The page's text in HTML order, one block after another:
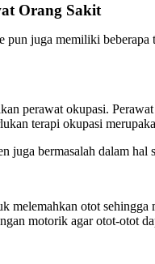
Orang Sakit
juga memiliki
perawat okupasi.
terapi okupasi
juga bermasalah dalam
melemahkan otot
motorik agar otot-otot